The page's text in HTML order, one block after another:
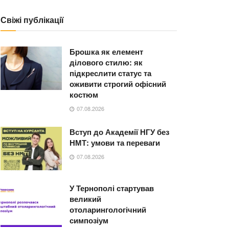
Свіжі публікації
Брошка як елемент
ділового стилю: як
підкреслити статус та
оживити строгий офісний
костюм
07.08.2026
Вступ до Академії НГУ без
НМТ: умови та переваги
07.08.2026
У Тернополі стартував
великий
отоларингологічний
симпозіум